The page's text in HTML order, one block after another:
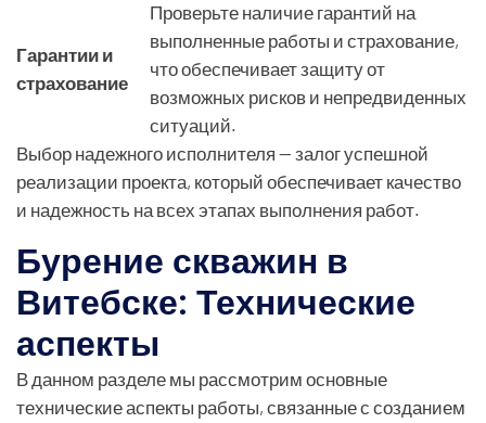
Гарантии и
страхование
Проверьте наличие гарантий на
выполненные работы и страхование,
что обеспечивает защиту от
возможных рисков и непредвиденных
ситуаций.
Выбор надежного исполнителя — залог успешной
реализации проекта, который обеспечивает качество
и надежность на всех этапах выполнения работ.
Бурение скважин в
Витебске: Технические
аспекты
В данном разделе мы рассмотрим основные
технические аспекты работы, связанные с созданием